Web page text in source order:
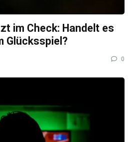
im Check: Handelt es
Glücksspiel?
0